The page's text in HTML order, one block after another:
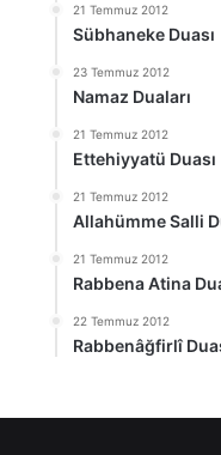
21 Temmuz 2012
Sübhaneke Duası
23 Temmuz 2012
Namaz Duaları
21 Temmuz 2012
Ettehiyyatü Duası
21 Temmuz 2012
Allahümme Salli
21 Temmuz 2012
Rabbena Atina
22 Temmuz 2012
Rabbenâğfirlî